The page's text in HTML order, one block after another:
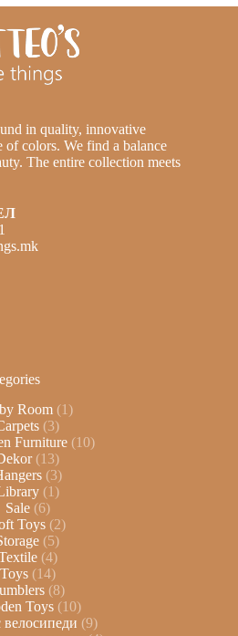
in quality, innovative
of colors. We find a balance
The entire collection meets
Room 1
3
Furniture 10
13
3
1
Sale 6
Toys 2
5
4
Toys 14
8
Toys
10
велосипеди 9